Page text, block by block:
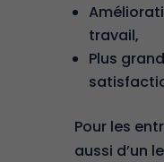
travail,
Plus
Pour les
aussi d’un